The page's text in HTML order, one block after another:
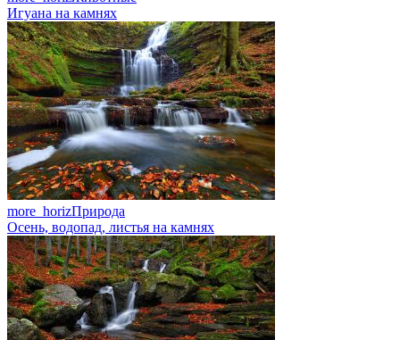
Игуана на камнях
more_horizПрирода
Осень, водопад, листья на камнях